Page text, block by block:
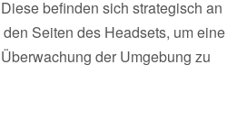
befinden sich strategisch an
Seiten des Headsets, um eine
der Umgebung zu